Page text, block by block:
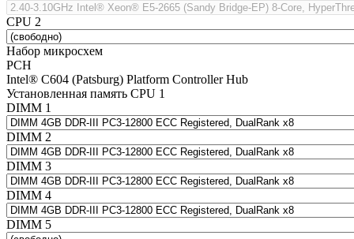
CPU 2
Набор микросхем
PCH
Intel® C604 (Patsburg) Platform Controller Hub
Установленная память CPU 1
DIMM 1
DIMM 2
DIMM 3
DIMM 4
DIMM 5